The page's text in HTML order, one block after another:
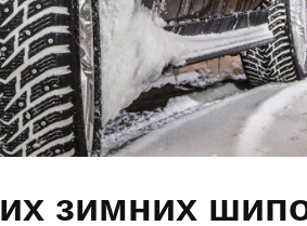
зимних